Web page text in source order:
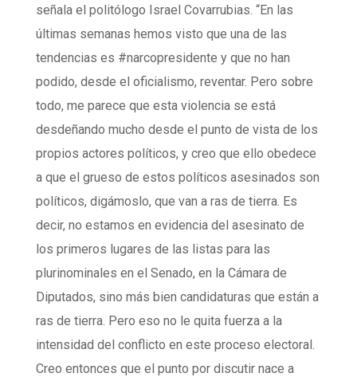
señala el politólogo Israel Covarrubias. “En las
últimas semanas hemos visto que una de las
tendencias es #narcopresidente y que no han
podido, desde el oficialismo, reventar. Pero sobre
todo, me parece que esta violencia se está
desdeñando mucho desde el punto de vista de los
propios actores políticos, y creo que ello obedece
a que el grueso de estos políticos asesinados son
políticos, digámoslo, que van a ras de tierra. Es
decir, no estamos en evidencia del asesinato de
los primeros lugares de las listas para las
plurinominales en el Senado, en la Cámara de
Diputados, sino más bien candidaturas que están a
ras de tierra. Pero eso no le quita fuerza a la
intensidad del conflicto en este proceso electoral.
Creo entonces que el punto por discutir nace a